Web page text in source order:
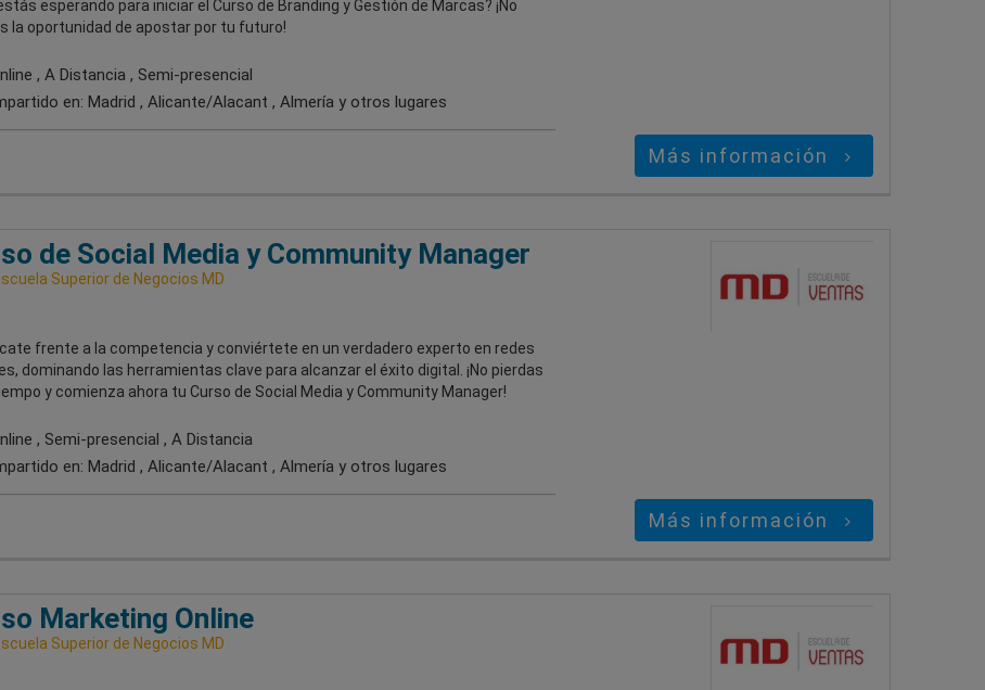
esperando para iniciar el Curso de Branding y Gestión de Marcas? ¡No
la oportunidad de apostar por tu futuro!
, A Distancia , Semi-presencial
en: Madrid , Alicante/Alacant , Almería y otros lugares
Más información
de Social Media y Community Manager
Superior de Negocios MD
frente a la competencia y conviértete en un verdadero experto en redes
dominando las herramientas clave para alcanzar el éxito digital. ¡No pierdas
y comienza ahora tu Curso de Social Media y Community Manager!
, Semi-presencial , A Distancia
en: Madrid , Alicante/Alacant , Almería y otros lugares
Más información
Marketing Online
Superior de Negocios MD